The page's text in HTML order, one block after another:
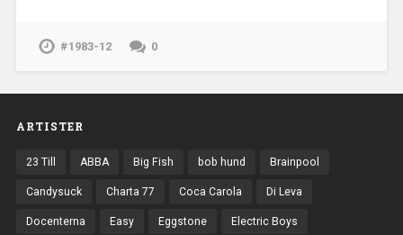
#1983-12 0
ARTISTER
23 Till ABBA Big Fish bob hund Brainpool
Candysuck Charta 77 Coca Carola Di Leva
Docenterna Easy Eggstone Electric Boys